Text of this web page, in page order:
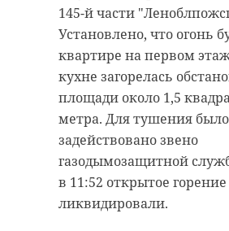
145-й части
Установлено, что огонь
квартире на первом
кухне загорелась
площади около 1,5
метра. Для тушения было
задействовано звено
газодымозащитной
в 11:52 открытое горение
ликвидировали.
Ленинградской области
стартовало
комплекса по
отходов "Рахья". Новый
будет перерабатывать до
тысяч тонн твердых
коммунальных отходов в
основном обслуживать
Всеволожский и
районы.